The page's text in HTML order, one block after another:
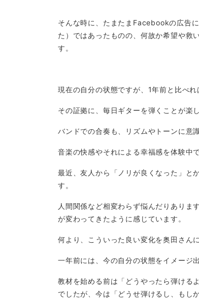
そんな時に、たまたまFacebookの広告
た）ではあったものの、何故か希望や救
す。
現在の自分の状態ですが、1年前と比べ
その証拠に、毎日ギターを弾くことが楽
バンドでの合奏も、リズムやトーンに意
音楽の快感やそれによる幸福感を体験中で
最近、友人から「ノリが良くなった」と
す。
人間関係など相変わらず悩んだりありま
が変わってきたように感じています。
何より、こういった良い変化を奥田さん
一年前には、今の自分の状態をイメージ
教材を始める前は「どうやったら弾ける
でしたが、今は「どうせ弾けるし、もしか